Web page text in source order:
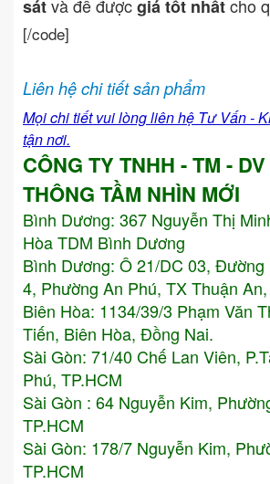
sátvà để đượcgiá tốt nhấtcho
[/code]
Liên hệ chi tiết sản phẩm
Mọi chi tiết vui lòng liên hệ Tư Vấn -
tận nơi.
CÔNG TY TNHH - TM -
THÔNG TẦM NHÌN MỚI
Bình Dương: 367 Nguyễn Thị
Hòa TDM Bình Dương
Bình Dương: Ô 21/DC 03, Đường
4, Phường An Phú, TX Thuận
Biên Hòa: 1134/39/3 Phạm Văn
Tiến, Biên Hòa, Đồng Nai.
Sài Gòn: 71/40 Chế Lan Viên,
Phú, TP.HCM
Sài Gòn : 64 Nguyễn Kim,
TP.HCM
Sài Gòn: 178/7 Nguyễn Kim,
TP.HCM